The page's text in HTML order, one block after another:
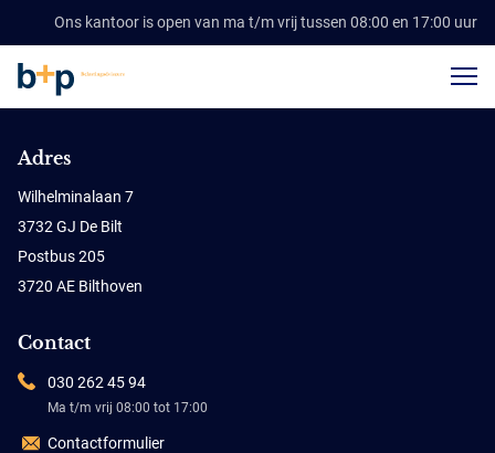
Ons kantoor is open van ma t/m vrij tussen 08:00 en 17:00 uur
Adres
Wilhelminalaan 7
3732 GJ De Bilt
Postbus 205
3720 AE Bilthoven
Contact
030 262 45 94
Ma t/m vrij 08:00 tot 17:00
Contactformulier